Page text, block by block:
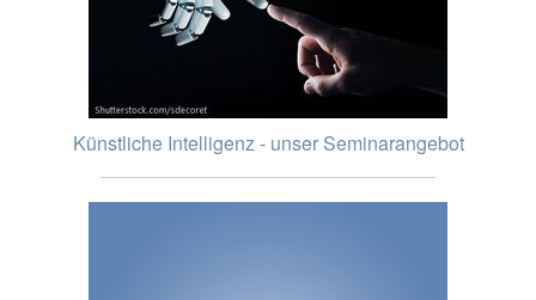
Künstliche Intelligenz - unser Seminarangebot